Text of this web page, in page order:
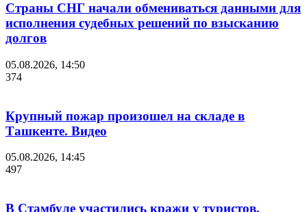
Страны СНГ начали обмениваться данными для
исполнения судебных решений по взысканию
долгов
05.08.2026, 14:50
374
Крупный пожар произошел на складе в
Ташкенте. Видео
05.08.2026, 14:45
497
В Стамбуле участились кражи у туристов.